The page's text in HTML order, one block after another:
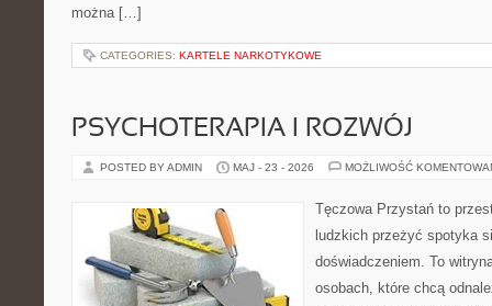
można […]
CATEGORIES: KARTELE NARKOTYKOWE
PSYCHOTERAPIA I ROZWÓJ
POSTED BY ADMIN MAJ - 23 - 2026 MOŻLIWOŚĆ
Tęczowa Przystań to
ludzkich przeżyć spotyka
doświadczeniem. To
osobach, które chcą